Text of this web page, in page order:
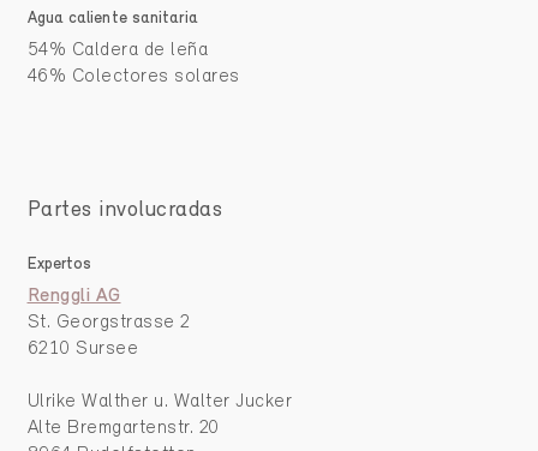
Agua caliente sanitaria
54% Caldera de leña
46% Colectores solares
Partes involucradas
Expertos
Renggli AG
St. Georgstrasse 2
6210 Sursee
Ulrike Walther u. Walter Jucker
Alte Bremgartenstr. 20